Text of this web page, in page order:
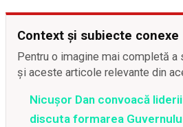
Context și subiecte conexe
Pentru o imagine mai completă a
și aceste articole relevante din
Nicușor Dan convoacă
discuta formarea